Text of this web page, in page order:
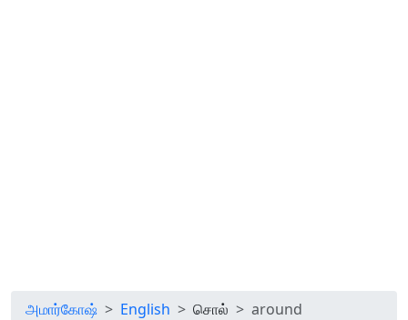
அமார்கோஷ் English சொல் around